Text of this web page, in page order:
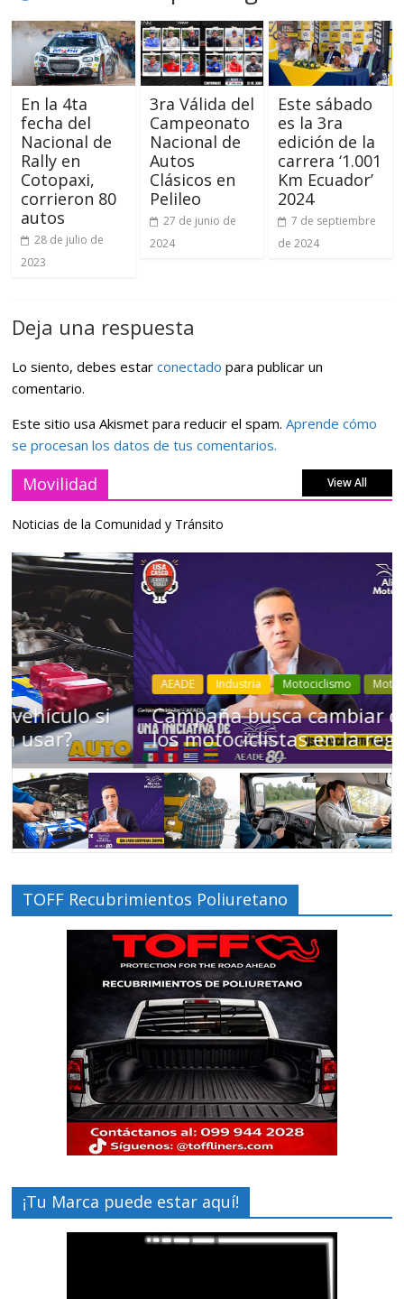
En la 4ta
fecha del
Nacional de
Rally en
Cotopaxi,
corrieron 80
autos
28 de julio de
2023
3ra Válida del
Campeonato
Nacional de
Autos
Clásicos en
Pelileo
27 de junio de
2024
Este sábado
es la 3ra
edición de la
carrera ‘1.001
Km Ecuador’
2024
7 de septiembre
de 2024
Deja una respuesta
Lo siento, debes estarconectado para publicar un
comentario.
Este sitio usa Akismet para reducir el spam.Aprende cómo
se procesan los datos de tus comentarios.
Movilidad View All
Noticias de la Comunidad y Tránsito
AEADE Industria Motociclismo Motos Movilidad
Campaña busca cambiar destino de
los motociclistas en la región
TOFF Recubrimientos Poliuretano
¡Tu Marca puede estar aquí!